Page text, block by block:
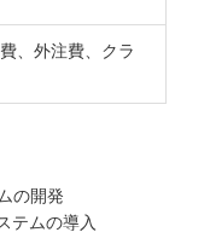
、外注費、クラ
の開発
テムの導入